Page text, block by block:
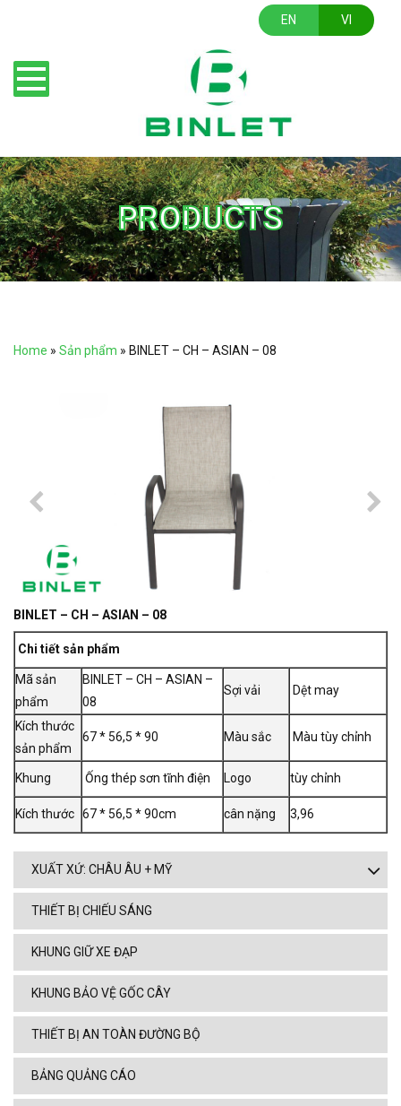
EN VI
PRODUCTS
Home » Sản phẩm » BINLET – CH – ASIAN – 08
BINLET – CH – ASIAN – 08
Chi tiết sản phẩm
Mã sản
phẩm
BINLET – CH – ASIAN –
08
Sợi vải Dệt may
Kích thước
sản phẩm
67 * 56,5 * 90 Màu sắc Màu tùy chỉnh
Khung Ống thép sơn tĩnh điện Logo tùy chỉnh
Kích thước 67 * 56,5 * 90cm cân nặng 3,96
XUẤT XỨ: CHÂU ÂU + MỸ
THIẾT BỊ CHIẾU SÁNG
KHUNG GIỮ XE ĐẠP
KHUNG BẢO VỆ GỐC CÂY
THIẾT BỊ AN TOÀN ĐƯỜNG BỘ
BẢNG QUẢNG CÁO